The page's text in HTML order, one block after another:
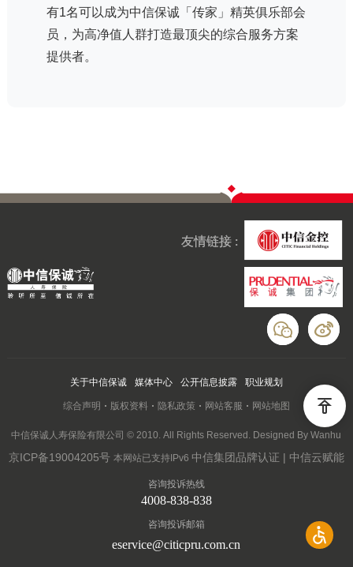
有1名可以成为中信保诚「传家」精英俱乐部会
员，为高净值人群打造最顶尖的综合服务方案
提供者。
友情链接 :
关于中信保诚 媒体中心 公开信息披露 职业规划
综合声明 版权资料 隐私政策 网站客服 网站地图
中信保诚人寿保险有限公司 © 2010. All Rights Reserved. Designed By Wanhu
京ICP备19004205号 本网站已支持IPv6 中信集团品牌认证 | 中信云赋能
咨询投诉热线
4008-838-838
咨询投诉邮箱
eservice@citicpru.com.cn